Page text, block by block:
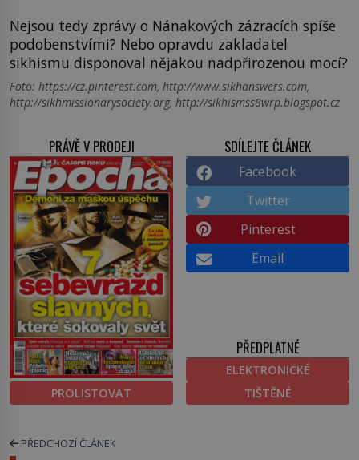
Nejsou tedy zprávy o Nánakových zázracích spíše
podobenstvími? Nebo opravdu zakladatel
sikhismu disponoval nějakou nadpřirozenou mocí?
Foto: https://cz.pinterest.com, http://www.sikhanswers.com,
http://sikhmissionarysociety.org, http://sikhismss8wrp.blogspot.cz
PRÁVĚ V PRODEJI
PROLISTOVAT
SDÍLEJTE ČLÁNEK
Facebook
Twitter
Pinterest
Email
PŘEDPLATNÉ
ELEKTRONICKÉ
TIŠTĚNÉ
PŘEDCHOZÍ ČLÁNEK